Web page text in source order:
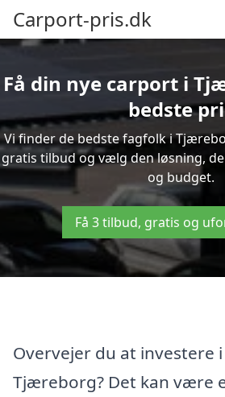
Carport-pris.dk
Få din nye carport i
bedste
Vi finder de bedste fagfolk i
gratis tilbud og vælg den løsning,
og budget.
Få 3 tilbud, gratis og
Overvejer du at investere
Tjæreborg? Det kan være